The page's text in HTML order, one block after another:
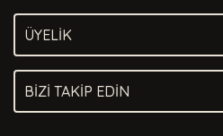
ÜYELİK
BİZİ TAKİP EDİN